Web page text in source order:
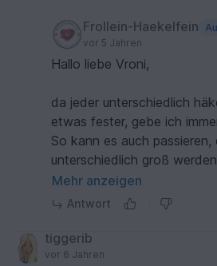
nach dem Bild gehe, dann sollte
Schwarze-Weiß-Gebäck in
3. Ich bin beim Kranz nicht mit 74
4. Weil mir das
klein für den Kranz erschien,
gemacht. So bin ich auch mit den
verfahren. Dadurch bin ich nicht
Wolle (insbesondere Camel)
mein Problem ist.
Frollein-Haekelfein
vor 5 Jahren
Hallo liebe Vroni,
da jeder unterschiedlich
etwas fester, gebe ich
So kann es auch passieren,
unterschiedlich groß
schlimm, sondern liegt an
Wenn die Reihen beim
Vielleicht häkelst Du dann
Reihen mehr. Die Farbe
Mehr anzeigen
Antwort
tiggerib
vor 6 Jahren